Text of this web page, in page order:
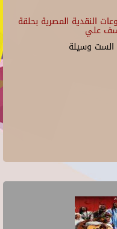
النقدية المصرية بحلقة
علي
الست وسيلة